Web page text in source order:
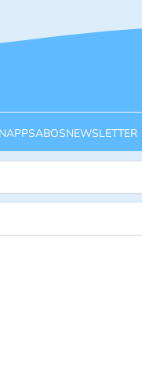
APPSABOSNEWSLETTER